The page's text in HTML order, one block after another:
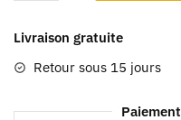
Livraison gratuite
Retour sous 15 jours